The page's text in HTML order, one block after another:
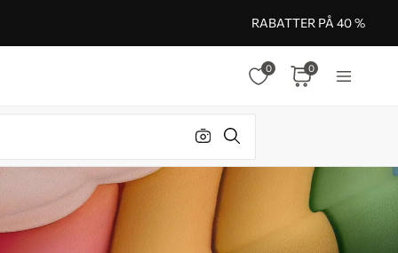
RABATTER PÅ 40 %
0 0